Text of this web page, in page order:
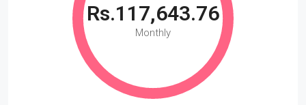
Rs.117,643.76
Monthly